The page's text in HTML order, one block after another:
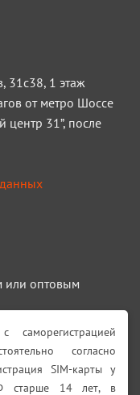
31с38, 1 этаж
от метро Шоссе
центр 31”, после
или оптовым
согласно
SIM-карты у
старше 14 лет, в